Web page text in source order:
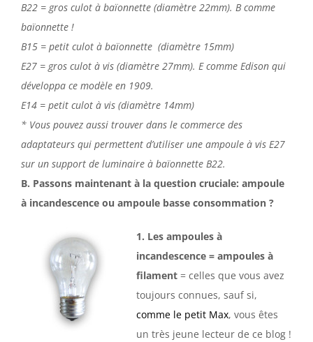
B22 = gros culot à baïonnette (diamètre 22mm). B comme
baïonnette !
B15 = petit culot à baïonnette (diamètre 15mm)
E27 = gros culot à vis (diamètre 27mm). E comme Edison qui
développa ce modèle en 1909.
E14 = petit culot à vis (diamètre 14mm)
* Vous pouvez aussi trouver dans le commerce des
adaptateurs qui permettent d’utiliser une ampoule à vis E27
sur un support de luminaire à baïonnette B22.
B. Passons maintenant à la question cruciale: ampoule
à incandescence ou ampoule basse consommation ?
1. Les ampoules à
incandescence = ampoules à
filament = celles que vous avez
toujours connues, sauf si,
comme le petit Max, vous êtes
un très jeune lecteur de ce blog !